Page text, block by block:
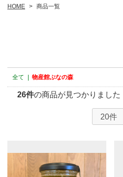
HOME > 商品一覧
全て 物産館ぶなの森
26件の商品が見つかりました